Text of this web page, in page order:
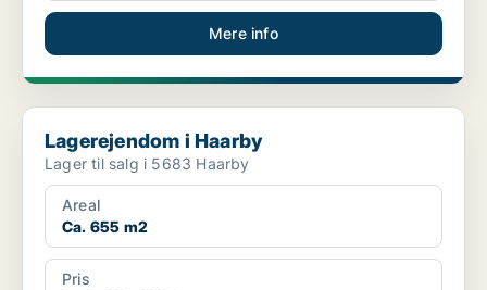
Mere info
Lagerejendom i Haarby
Lagerejendom i Haarby
Lager til salg i 5683 Haarby
Areal
Ca. 655 m2
Pris